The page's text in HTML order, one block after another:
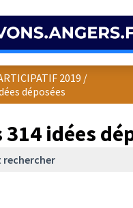
2019 /
déposées
314 idées
rechercher